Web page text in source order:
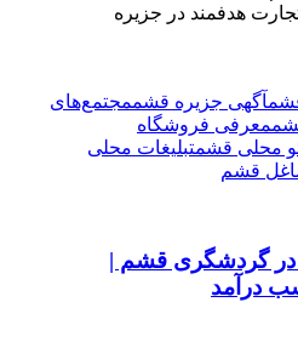
هدفمند در جزیره
آگهی جزیره قشممجتمع‌های
معرفی فروشگاه
محلی قشمتبلیغات محلی
قشم
گردشگری قشم |
درآمد